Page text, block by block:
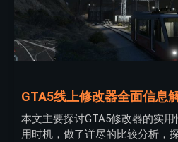
GTA5线上修改器全面信息
本文主要探讨GTA5修改器的实
用时机，做了详尽的比较分析，